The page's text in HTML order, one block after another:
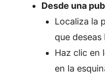
Desde una
Localiza la
que deseas
Haz clic en
en la